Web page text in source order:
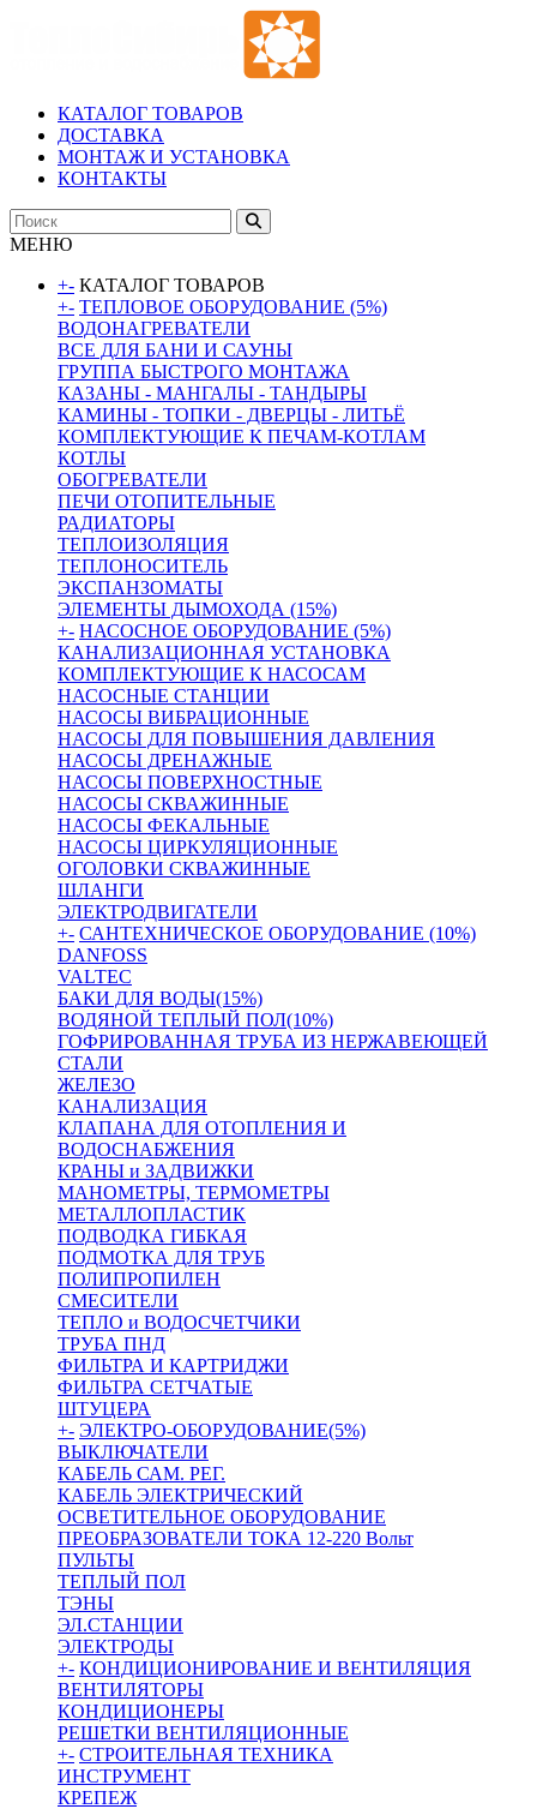
КАТАЛОГ ТОВАРОВ
ДОСТАВКА
МОНТАЖ И УСТАНОВКА
КОНТАКТЫ
МЕНЮ
+- КАТАЛОГ ТОВАРОВ
+- ТЕПЛОВОЕ ОБОРУДОВАНИЕ (5%)
ВОДОНАГРЕВАТЕЛИ
ВСЕ ДЛЯ БАНИ И САУНЫ
ГРУППА БЫСТРОГО МОНТАЖА
КАЗАНЫ - МАНГАЛЫ - ТАНДЫРЫ
КАМИНЫ - ТОПКИ - ДВЕРЦЫ - ЛИТЬЁ
КОМПЛЕКТУЮЩИЕ К ПЕЧАМ-КОТЛАМ
КОТЛЫ
ОБОГРЕВАТЕЛИ
ПЕЧИ ОТОПИТЕЛЬНЫЕ
РАДИАТОРЫ
ТЕПЛОИЗОЛЯЦИЯ
ТЕПЛОНОСИТЕЛЬ
ЭКСПАНЗОМАТЫ
ЭЛЕМЕНТЫ ДЫМОХОДА (15%)
+- НАСОСНОЕ ОБОРУДОВАНИЕ (5%)
КАНАЛИЗАЦИОННАЯ УСТАНОВКА
КОМПЛЕКТУЮЩИЕ К НАСОСАМ
НАСОСНЫЕ СТАНЦИИ
НАСОСЫ ВИБРАЦИОННЫЕ
НАСОСЫ ДЛЯ ПОВЫШЕНИЯ ДАВЛЕНИЯ
НАСОСЫ ДРЕНАЖНЫЕ
НАСОСЫ ПОВЕРХНОСТНЫЕ
НАСОСЫ СКВАЖИННЫЕ
НАСОСЫ ФЕКАЛЬНЫЕ
НАСОСЫ ЦИРКУЛЯЦИОННЫЕ
ОГОЛОВКИ СКВАЖИННЫЕ
ШЛАНГИ
ЭЛЕКТРОДВИГАТЕЛИ
+- САНТЕХНИЧЕСКОЕ ОБОРУДОВАНИЕ (10%)
DANFOSS
VALTEC
БАКИ ДЛЯ ВОДЫ(15%)
ВОДЯНОЙ ТЕПЛЫЙ ПОЛ(10%)
ГОФРИРОВАННАЯ ТРУБА ИЗ НЕРЖАВЕЮЩЕЙ
СТАЛИ
ЖЕЛЕЗО
КАНАЛИЗАЦИЯ
КЛАПАНА ДЛЯ ОТОПЛЕНИЯ И
ВОДОСНАБЖЕНИЯ
КРАНЫ и ЗАДВИЖКИ
МАНОМЕТРЫ, ТЕРМОМЕТРЫ
МЕТАЛЛОПЛАСТИК
ПОДВОДКА ГИБКАЯ
ПОДМОТКА ДЛЯ ТРУБ
ПОЛИПРОПИЛЕН
СМЕСИТЕЛИ
ТЕПЛО и ВОДОСЧЕТЧИКИ
ТРУБА ПНД
ФИЛЬТРА И КАРТРИДЖИ
ФИЛЬТРА СЕТЧАТЫЕ
ШТУЦЕРА
+- ЭЛЕКТРО-ОБОРУДОВАНИЕ(5%)
ВЫКЛЮЧАТЕЛИ
КАБЕЛЬ САМ. РЕГ.
КАБЕЛЬ ЭЛЕКТРИЧЕСКИЙ
ОСВЕТИТЕЛЬНОЕ ОБОРУДОВАНИЕ
ПРЕОБРАЗОВАТЕЛИ ТОКА 12-220 Вольт
ПУЛЬТЫ
ТЕПЛЫЙ ПОЛ
ТЭНЫ
ЭЛ.СТАНЦИИ
ЭЛЕКТРОДЫ
+- КОНДИЦИОНИРОВАНИЕ И ВЕНТИЛЯЦИЯ
ВЕНТИЛЯТОРЫ
КОНДИЦИОНЕРЫ
РЕШЕТКИ ВЕНТИЛЯЦИОННЫЕ
+- СТРОИТЕЛЬНАЯ ТЕХНИКА
ИНСТРУМЕНТ
КРЕПЕЖ